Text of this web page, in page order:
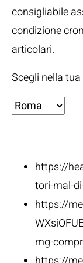
consigliabile
condizione
articolari.
Scegli nella
https://
tori-mal-
https://
mg-